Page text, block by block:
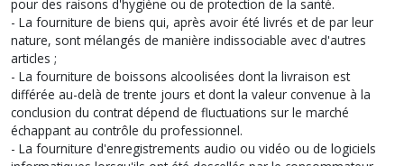
pour des raisons d'hygiène ou de protection de la santé.
- La fourniture de biens qui, après avoir été livrés et de par leur
nature, sont mélangés de manière indissociable avec d'autres
articles ;
- La fourniture de boissons alcoolisées dont la livraison est
différée au-delà de trente jours et dont la valeur convenue à la
conclusion du contrat dépend de fluctuations sur le marché
échappant au contrôle du professionnel.
- La fourniture d'enregistrements audio ou vidéo ou de logiciels